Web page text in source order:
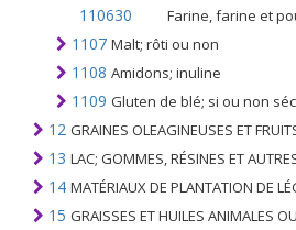
110630 Farine, farine et
1107 Malt; rôti ou non
1108 Amidons; inuline
1109 Gluten de blé; si ou non
12 GRAINES OLEAGINEUSES ET FRUITS OLÉAGINEUX; GRAINS DIVERS, GRAINES ET FRUITS,
13 LAC; GOMMES, RÉSINES ET AUTRES
14 MATÉRIAUX DE PLANTATION DE LÉGUMES; PRODUITS
15 GRAISSES ET HUILES ANIMALES OU VÉGÉTALES ET LEURS PRODUITS DE CLIVAGE;